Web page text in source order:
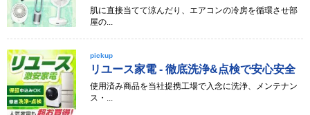
肌に直接当てて涼んだり、エアコンの冷房を循環させ部
屋の...
pickup
リユース家電 - 徹底洗浄&点検で安心安全
使用済み商品を当社提携工場で入念に洗浄、メンテナン
ス・...